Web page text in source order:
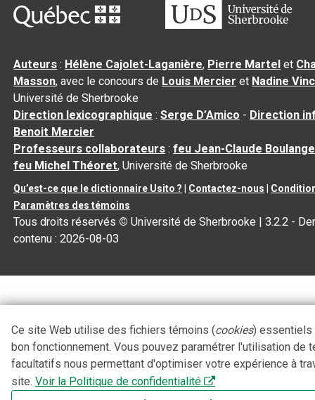
Auteurs : Hélène Cajolet-Laganière, Pierre Martel et
Masson, avec le concours de Louis Mercier et Nadine
Université de Sherbrooke
Direction lexicographique :Serge D’Amico - Direction
Benoit Mercier
Professeurs collaborateurs :feu Jean-Claude
feu Michel Théoret, Université de Sherbrooke
Qu’est-ce que le dictionnaire Usito ? Contactez-nous
Paramètres des témoins
Tous droits réservés © Université de Sherbrooke |3.2.2 -
contenu :2026-08-03
Ce site Web utilise des fichiers témoins (cookies) essentiels
bon fonctionnement. Vous pouvez paramétrer l'utilisation de
facultatifs nous permettant d'optimiser votre expérience à
site. Voir la Politique de confidentialité